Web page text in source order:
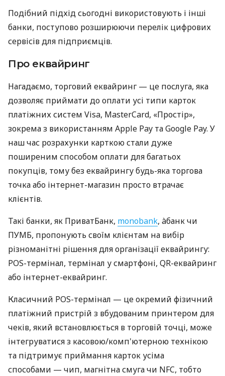
Подібний підхід сьогодні використовують і інші
банки, поступово розширюючи перелік цифрових
сервісів для підприємців.
Про еквайринг
Нагадаємо, торговий еквайринг — це послуга, яка
дозволяє приймати до оплати усі типи карток
платіжних систем Visa, MasterCard, «Простір»,
зокрема з використанням Apple Pay та Google Pay. У
наш час розрахунки карткою стали дуже
поширеним способом оплати для багатьох
покупців, тому без еквайрингу будь-яка торгова
точка або інтернет-магазин просто втрачає
клієнтів.
Такі банки, як ПриватБанк, monobank, àбанк чи
ПУМБ, пропонують своїм клієнтам на вибір
різноманітні рішення для організації еквайрингу:
POS-термінал, термінал у смартфоні, QR-еквайринг
або інтернет-еквайринг.
Класичний POS-термінал — це окремий фізичний
платіжний пристрій з вбудованим принтером для
чеків, який встановлюється в торговій точці, може
інтегруватися з касовою/комп'ютерною технікою
та підтримує приймання карток усіма
способами — чип, магнітна смуга чи NFC, тобто